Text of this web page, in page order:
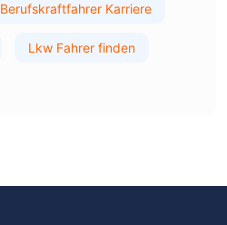
Berufskraftfahrer Karriere
Lkw Fahrer finden